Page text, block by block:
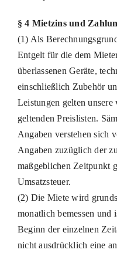
§ 4 Mietzins und
(1) Als
Entgelt für die dem
überlassenen Geräte,
einschließlich Zubehör
Leistungen gelten
geltenden Preislisten.
Angaben verstehen sich
Angaben zuzüglich der
maßgeblichen Zeitpunkt
Umsatzsteuer.
(2) Die Miete wird
monatlich bemessen und
Beginn der einzelnen
nicht ausdrücklich eine